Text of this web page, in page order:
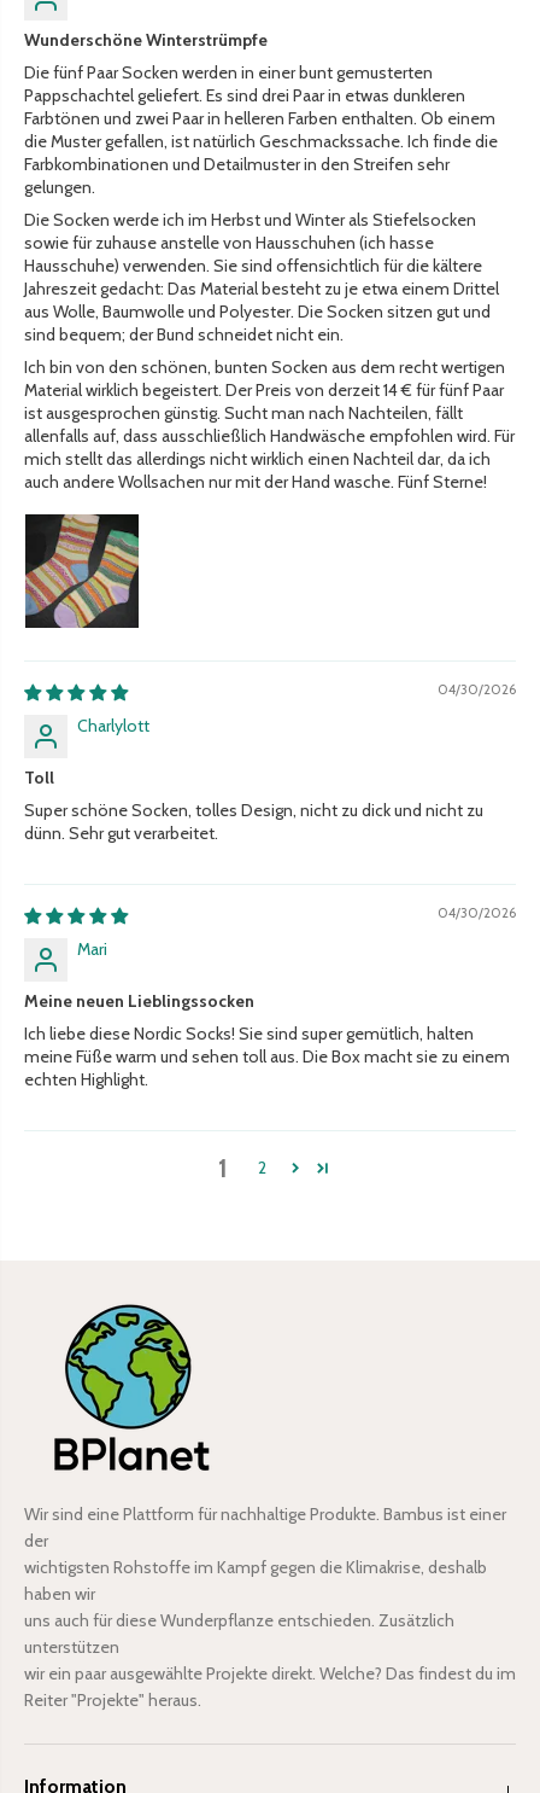
Wunderschöne Winterstrümpfe
Die fünf Paar Socken werden in einer bunt gemusterten
Pappschachtel geliefert. Es sind drei Paar in etwas dunkleren
Farbtönen und zwei Paar in helleren Farben enthalten. Ob einem
die Muster gefallen, ist natürlich Geschmackssache. Ich finde die
Farbkombinationen und Detailmuster in den Streifen sehr
gelungen.
Die Socken werde ich im Herbst und Winter als Stiefelsocken
sowie für zuhause anstelle von Hausschuhen (ich hasse
Hausschuhe) verwenden. Sie sind offensichtlich für die kältere
Jahreszeit gedacht: Das Material besteht zu je etwa einem Drittel
aus Wolle, Baumwolle und Polyester. Die Socken sitzen gut und
sind bequem; der Bund schneidet nicht ein.
Ich bin von den schönen, bunten Socken aus dem recht wertigen
Material wirklich begeistert. Der Preis von derzeit 14 € für fünf Paar
ist ausgesprochen günstig. Sucht man nach Nachteilen, fällt
allenfalls auf, dass ausschließlich Handwäsche empfohlen wird. Für
mich stellt das allerdings nicht wirklich einen Nachteil dar, da ich
auch andere Wollsachen nur mit der Hand wasche. Fünf Sterne!
04/30/2026
Charlylott
Toll
Super schöne Socken, tolles Design, nicht zu dick und nicht zu
dünn. Sehr gut verarbeitet.
04/30/2026
Mari
Meine neuen Lieblingssocken
Ich liebe diese Nordic Socks! Sie sind super gemütlich, halten
meine Füße warm und sehen toll aus. Die Box macht sie zu einem
echten Highlight.
1 2
Wir sind eine Plattform für nachhaltige Produkte. Bambus ist einer
der
wichtigsten Rohstoffe im Kampf gegen die Klimakrise, deshalb
haben wir
uns auch für diese Wunderpflanze entschieden. Zusätzlich
unterstützen
wir ein paar ausgewählte Projekte direkt. Welche? Das findest du im
Reiter "Projekte" heraus.
Information